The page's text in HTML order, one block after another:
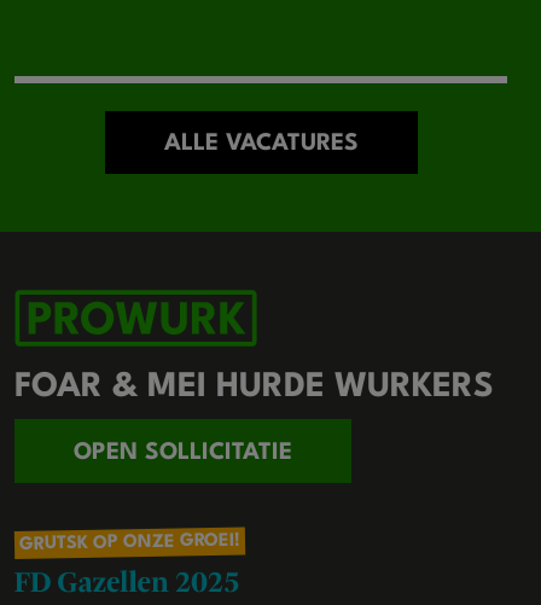
ALLE VACATURES
FOAR & MEI HURDE WURKERS
OPEN SOLLICITATIE
GRUTSK OP ONZE GROEI!